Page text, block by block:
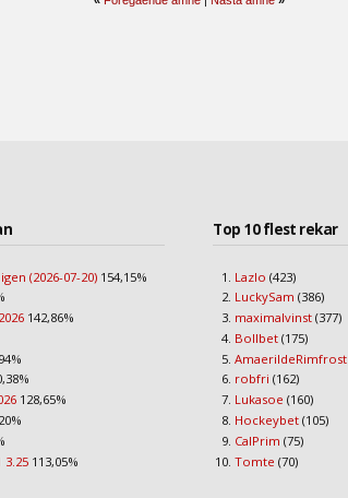
(2026-07-20) 154,15%
142,86%
128,65%
3.25 113,05%
Top 10 flest rekar
Lazlo (423)
LuckySam (386)
maximalvinst (377)
Bollbet (175)
AmaerildeRimfrost
robfri (162)
Lukasoe (160)
Hockeybet (105)
CalPrim (75)
Tomte (70)